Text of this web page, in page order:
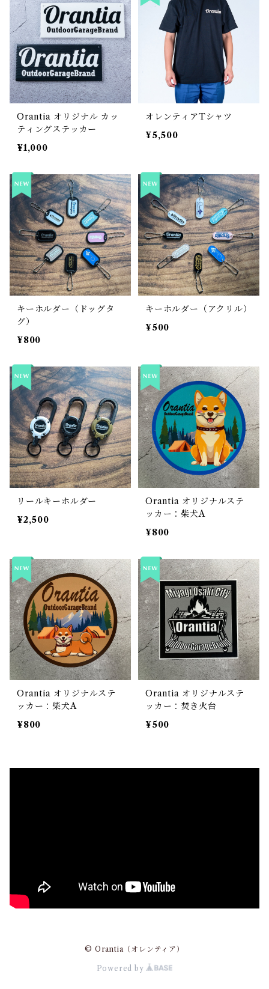
Orantia オリジナル カッ
ティングステッカー
¥1,000
オレンティアTシャツ
¥5,500
キーホルダー（ドッグタ
グ）
¥800
キーホルダー（アクリル）
¥500
リールキーホルダー
¥2,500
Orantia オリジナルステ
ッカー：柴犬A
¥800
Orantia オリジナルステ
ッカー：柴犬A
¥800
Orantia オリジナルステ
ッカー：焚き火台
¥500
© Orantia（オレンティア）
Powered by